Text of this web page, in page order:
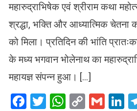
महारुद्राभिषेक एवं श्रीराम कथा
श्रद्धा, भक्ति और आध्यात्मिक
को मिला। प्रतिदिन की भांति
के मध्य भगवान भोलेनाथ का
महायज्ञ संपन्न हुआ। […]
Facebook
Twitter
WhatsApp
Copy